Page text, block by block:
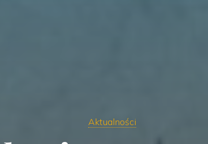
Aktualności